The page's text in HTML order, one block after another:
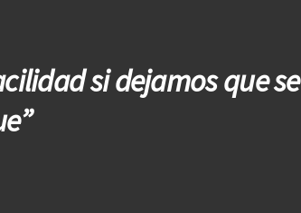
si dejamos que se